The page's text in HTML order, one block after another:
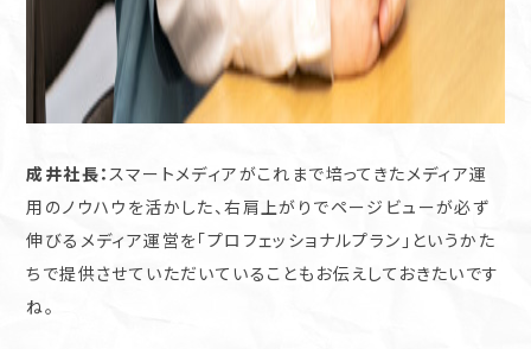
成井社長：スマートメディアがこれまで培ってきたメディア運
用のノウハウを活かした、右肩上がりでページビューが必ず
伸びるメディア運営を「プロフェッショナルプラン」というかた
ちで提供させていただいていることもお伝えしておきたいです
ね。